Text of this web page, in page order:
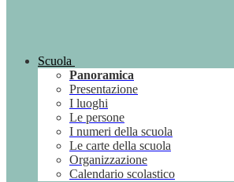
Scuola
Panoramica
Presentazione
I luoghi
Le persone
I numeri della scuola
Le carte della scuola
Organizzazione
Calendario scolastico